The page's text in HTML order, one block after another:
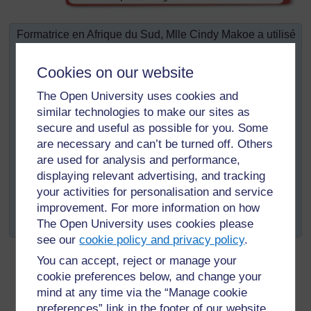
Cookies on our website
The Open University uses cookies and
similar technologies to make our sites as
secure and useful as possible for you. Some
are necessary and can’t be turned off. Others
are used for analysis and performance,
displaying relevant advertising, and tracking
your activities for personalisation and service
improvement. For more information on how
The Open University uses cookies please
see ourcookie policy and privacy policy.
You can accept, reject or manage your
cookie preferences below, and change your
mind at any time via the “Manage cookie
Formatrice en Afrique du Sud, Mlle Cindy Makoe a utilisé
d'un travail de discussion sur la « lecture partagée » au
cours de ses sessions avec ses élèves-maîtres; elle a
établi un lien entre ces discussions et les leçons que les
élèves-maîtres enseignaient pendant leur stage
pédagogique. Elle les a encouragés à s’exercer à la
lecture partagée avant de faire ce genre de travail dans
leur classe. Cindy a demandé aux enseignants des
classes où les élèves-maîtres faisaient leur stage de
l’aider à évaluer les élèves-maîtres par le biais de
formulaires d'évaluation qui ont ensuite fait l’objet d’une
discussion avec les élèves-maîtres.